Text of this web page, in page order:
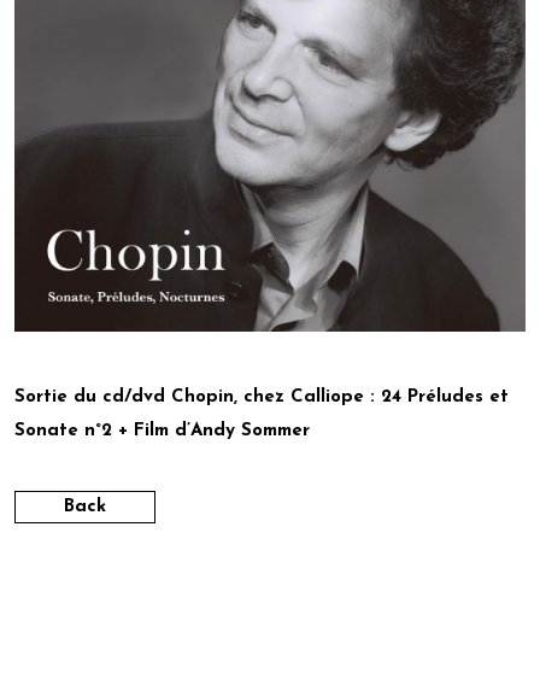
Sortie du cd/dvd Chopin, chez Calliope : 24 Préludes et
Sonate n°2 + Film d’Andy Sommer
Back